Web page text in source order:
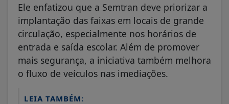
Ele enfatizou que a Semtran deve priorizar a
implantação das faixas em locais de grande
circulação, especialmente nos horários de
entrada e saída escolar. Além de promover
mais segurança, a iniciativa também melhora
o fluxo de veículos nas imediações.
LEIA TAMBÉM: